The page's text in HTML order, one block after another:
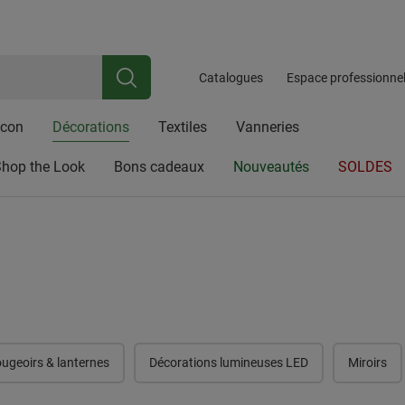
Catalogues Espace professionnel
Décorations Textiles Vanneries
the Look Bons cadeaux Nouveautés SOLDES
& lanternes Décorations lumineuses LED Miroirs